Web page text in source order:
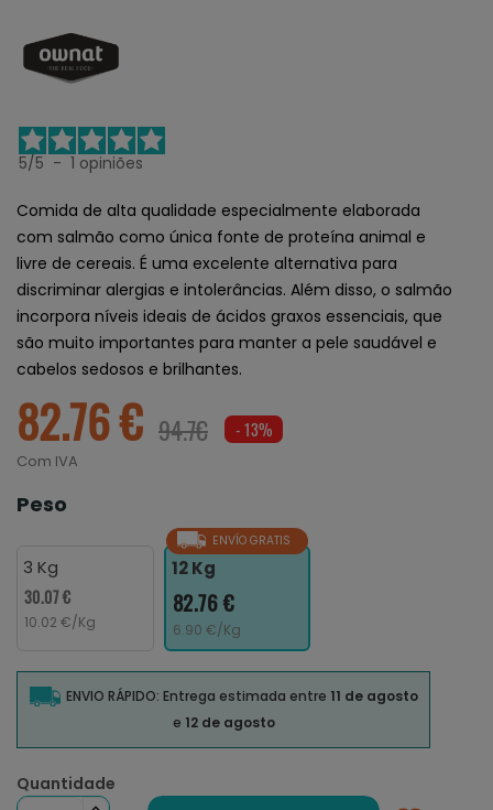
5/5 - 1 opiniões
Comida de alta qualidade especialmente elaborada
com salmão como única fonte de proteína animal e
livre de cereais. É uma excelente alternativa para
discriminar alergias e intolerâncias. Além disso, o salmão
incorpora níveis ideais de ácidos graxos essenciais, que
são muito importantes para manter a pele saudável e
cabelos sedosos e brilhantes.
82.76 € 94.7€ - 13%
Com IVA
Peso
3 Kg
30.07 €
10.02 €/Kg
ENVÍO GRATIS
12 Kg
82.76 €
6.90 €/Kg
ENVIO RÁPIDO: Entrega estimada entre 11 de agosto
e 12 de agosto
Quantidade